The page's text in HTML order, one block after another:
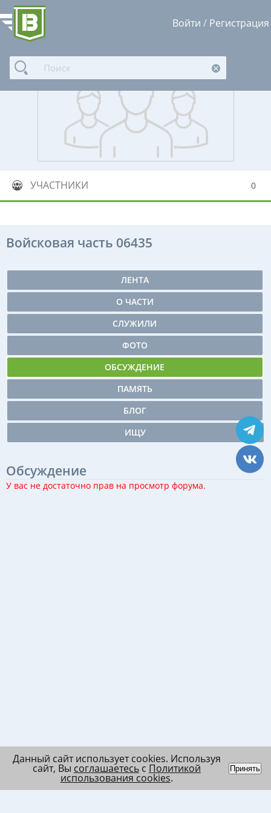
Войти / Регистрация
УЧАСТНИКИ 0
Войсковая часть 06435
ЛЕНТА
О ЧАСТИ
СЛУЖИЛИ
ФОТО
ОБСУЖДЕНИЕ
ПАМЯТЬ
БЛОГ
ИЩУ
Обсуждение
У вас не достаточно прав на просмотр форума.
Данный сайт использует cookies. Используя
сайт, Вы соглашаетесьс Политикой
использования cookies.
Принять